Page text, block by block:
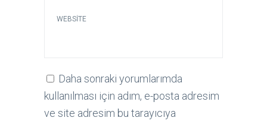
WEBSITE
Daha sonraki yorumlarımda
kullanılması için adım, e-posta adresim
ve site adresim bu tarayıcıya